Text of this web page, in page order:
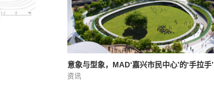
意象与型象，MAD‘嘉兴市民中心’的‘手拉手’
资讯